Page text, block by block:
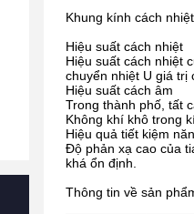
Khung kính cách nhiệt
Hiệu suất cách nhiệt
Hiệu suất cách nhiệt
chuyển nhiệt U giá trị
Hiệu suất cách âm
Trong thành phố, tất
Không khí khô trong
Hiệu quả tiết kiệm
Độ phản xạ cao của
khá ổn định.
Thông tin về sản